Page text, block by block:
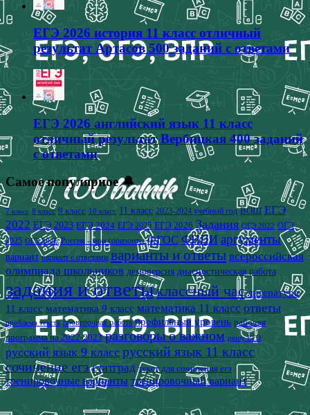
ЕГЭ 2026 история 11 класс отличный
результат Артасов 500 заданий с ответами
ЕГЭ 2026 английский язык 11 класс
отличный результат Вербицкая 400 заданий
с ответами
Самое популярное 🔔
7 класс 8 класс 9 класс 10 класс 11 класс 2023-2024 учебный год ВОШ ЕГЭ
2022 ЕГЭ 2023 ЕГЭ 2024 ЕГЭ 2025 ЕГЭ 2026 Задания ОГЭ 2022 ОГЭ
2025 ОГЭ 2026 Россия - мои горизонты ФГОС ФИПИ аргументы
вариант вариант с ответами варианты и ответы всероссийская
олимпиада школьников демоверсия диагностическая работа
задания и ответыклассный час литература
11 класс математика 9 класс математика 11 класс ответы
проблема текста проверочная работа профильный уровень рабочая
программа на 2022-2023 разговоры о важном решу ЕГЭ
русский язык 9 класс русский язык 11 класс
сочинение егэ статград текст для сочинения егэ
тренировочные варианты тренировочный вариант